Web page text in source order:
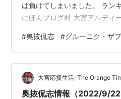
は負けてしまいました。 ラン
にほんブログ村 大宮アルディ
#奥抜侃志 #グルーニク・ザ
大宮応援生活-The Orange
奥抜侃志情報（2022/9/22